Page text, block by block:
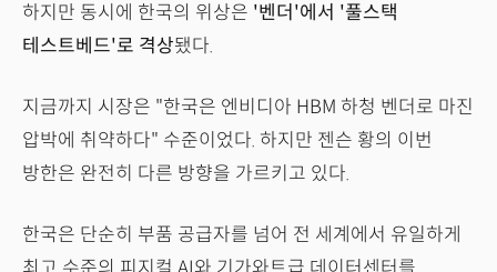
하지만 동시에 한국의 위상은 '벤더'에서 '풀스택
테스트베드'로 격상됐다.
지금까지 시장은 "한국은 엔비디아 HBM 하청 벤더로 마진
압박에 취약하다" 수준이었다. 하지만 젠슨 황의 이번
방한은 완전히 다른 방향을 가르키고 있다.
한국은 단순히 부품 공급자를 넘어 전 세계에서 유일하게